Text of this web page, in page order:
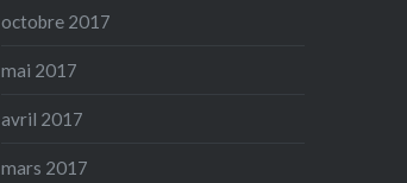
octobre 2017
mai 2017
avril 2017
mars 2017